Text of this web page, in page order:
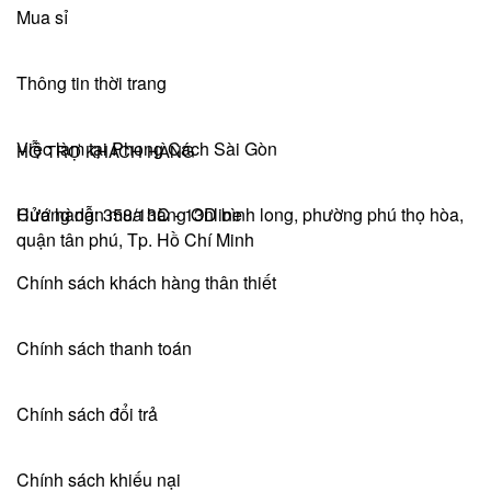
HỖ TRỢ KHÁCH HÀNG
Hướng dẫn mua hàng Online
Chính sách khách hàng thân thiết
Chính sách thanh toán
Chính sách đổi trả
Chính sách khiếu nại
Mua sỉ
Thông tin thời trang
Việc làm tại Phong Cách Sài Gòn
Cửa hàng: 358/13C - 13D bình long, phường phú thọ hòa,
quận tân phú, Tp. Hồ Chí Minh